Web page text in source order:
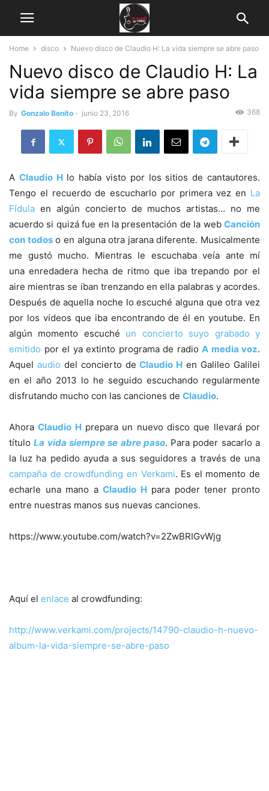
Home disco Nuevo disco de Claudio H: La vida siempre se abre paso
Nuevo disco de Claudio H: La
vida siempre se abre paso
By Gonzalo Benito - junio 23, 2016 368
A Claudio Hlo había visto por los sitios de cantautores.
Tengo el recuerdo de escucharlo por primera vez en La
Fídula en algún concierto de muchos artistas… no me
acuerdo si quizá fue en la presentación de la web Canción
con todoso en alguna otra jarana diferente. Musicalmente
me gustó mucho. Mientras le escuchaba veía ante mí
una enredadera hecha de ritmo que iba trepando por el
aire mientras se iban trenzando en ella palabras y acordes.
Después de aquella noche lo escuché alguna que otra vez
por los vídeos que iba encontrando de él en youtube. En
algún momento escuché un concierto suyo grabado y
emitido por el ya extinto programa de radio A media voz.
Aquel audio del concierto deClaudio H en Galileo Galilei
en el año 2013 lo he seguido escuchando regularmente
disfrutando mucho con las canciones de Claudio.
AhoraClaudio Hprepara un nuevo disco que llevará por
títuloLa vida siempre se abre paso. Para poder sacarlo a
la luz ha pedido ayuda a sus seguidores a través de una
campaña de crowdfunding en Verkami. Es el momento de
echarle una mano aClaudio Hpara poder tener pronto
entre nuestras manos sus nuevas canciones.
https://www.youtube.com/watch?v=2ZwBRIGvWjg
Aquí el enlace al crowdfunding:
http://www.verkami.com/projects/14790-claudio-h-nuevo-
album-la-vida-siempre-se-abre-paso